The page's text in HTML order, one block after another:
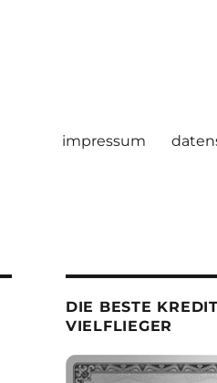
impressum
DIE BESTE
VIELFLIEGER